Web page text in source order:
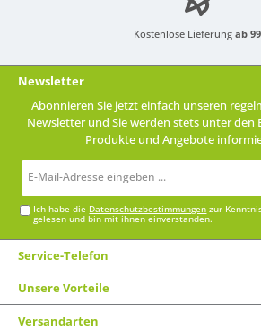
Kostenlose Lieferung ab
Newsletter
Abonnieren Sie jetzt einfach unseren
Newsletter und Sie werden stets unter den
Produkte und Angebote
Mail-
Ich habe die Datenschutzbestimmungen zur
gelesen und bin mit ihnen einverstanden.
Service-Telefon
Unsere Vorteile
Versandarten